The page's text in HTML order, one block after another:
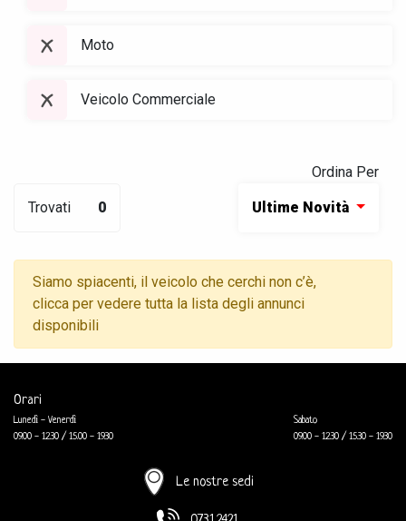
Moto
Veicolo Commerciale
Trovati 0
Ordina Per
Ultime Novità
Siamo spiacenti, il veicolo che cerchi non c’è,
clicca per vedere tutta la lista degli annunci
disponibili
Orari
Lunedì - Venerdì
09.00 - 12.30 / 15.00 - 19.30
Sabato
09.00 - 12.30 / 15.30 - 19.30
Le nostre sedi